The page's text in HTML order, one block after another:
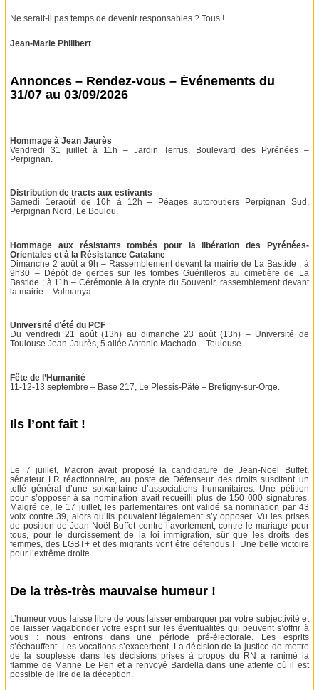
Ne serait-il pas temps de devenir responsables ? Tous !
Jean-Marie Philibert
Annonces – Rendez-vous – Événements du
31/07 au 03/09/2026
Hommage à Jean Jaurès
Vendredi 31 juillet à 11h – Jardin Terrus, Boulevard des Pyrénées –
Perpignan.
Distribution de tracts aux estivants
Samedi 1eraoût de 10h à 12h – Péages autoroutiers Perpignan Sud,
Perpignan Nord, Le Boulou.
Hommage aux résistants tombés pour la libération des Pyrénées-
Orientales et à la Résistance Catalane
Dimanche 2 août à 9h – Rassemblement devant la mairie de La Bastide ; à
9h30 – Dépôt de gerbes sur les tombes Guérilleros au cimetière de La
Bastide ; à 11h – Cérémonie à la crypte du Souvenir, rassemblement devant
la mairie – Valmanya.
Université d’été du PCF
Du vendredi 21 août (13h) au dimanche 23 août (13h) – Université de
Toulouse Jean-Jaurès, 5 allée Antonio Machado – Toulouse.
Fête de l’Humanité
11-12-13 septembre – Base 217, Le Plessis-Pâté – Bretigny-sur-Orge.
Ils l’ont fait !
Le 7 juillet, Macron avait proposé la candidature de Jean-Noël Buffet,
sénateur LR réactionnaire, au poste de Défenseur des droits suscitant un
tollé général d’une soixantaine d’associations humanitaires. Une pétition
pour s’opposer à sa nomination avait recueilli plus de 150 000 signatures.
Malgré ce, le 17 juillet, les parlementaires ont validé sa nomination par 43
voix contre 39, alors qu’ils pouvaient légalement s’y opposer. Vu les prises
de position de Jean-Noël Buffet contre l’avortement, contre le mariage pour
tous, pour le durcissement de la loi immigration, sûr que les droits des
femmes, des LGBT+ et des migrants vont être défendus ! Une belle victoire
pour l’extrême droite.
De la très-très mauvaise humeur !
L’humeur vous laisse libre de vous laisser embarquer par votre subjectivité et
de laisser vagabonder votre esprit sur les éventualités qui peuvent s’offrir à
vous : nous entrons dans une période pré-électorale. Les esprits
s’échauffent. Les vocations s’exacerbent. La décision de la justice de mettre
de la souplesse dans les décisions prises à propos du RN a ranimé la
flamme de Marine Le Pen et a renvoyé Bardella dans une attente où il est
possible de lire de la déception.